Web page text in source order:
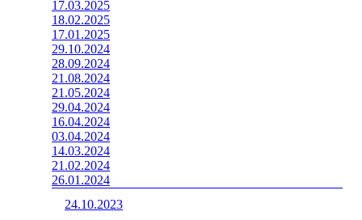
17.03.2025
18.02.2025
17.01.2025
29.10.2024
28.09.2024
21.08.2024
21.05.2024
29.04.2024
16.04.2024
03.04.2024
14.03.2024
21.02.2024
26.01.2024
24.10.2023